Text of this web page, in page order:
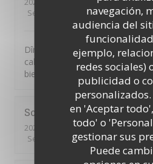
navegación,
audiencia del
ejemplo,
redes sociales)
publicidad o
en 'Aceptar
todo' o
gestionar sus
Puede
Servicio
Ambiente:5/5 Menú
Dîner en terrasse. Très bien
calme et verdoyant. Service
bien apprécié le menu du jardin.
Sophie
2026-07-30
- 12:30 - Invitados 2
Servicio
/5 Ambiente: 5/5 Menú